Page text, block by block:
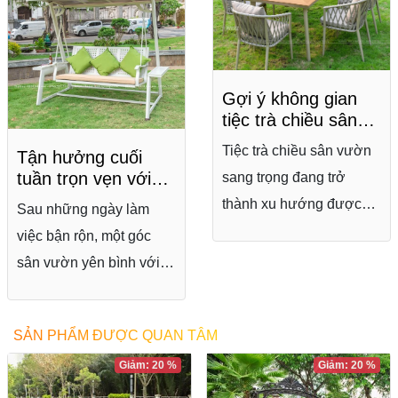
Tận hưởng cuối
tuần trọn vẹn với
xích đu sân vườn
đẹp, tiện nghi
Sau những ngày làm
việc bận rộn, một góc
sân vườn yên bình với
tưởng để bạn thư giãn
và tận hưởng những
Gợi ý không gian
tiệc trà chiều sân
vườn sang trọng,
thư giãn
Tiệc trà chiều sân vườn
sang trọng đang trở
thành xu hướng được
chuyện, một góc tiệc trà
được decor đẹp còn góp
SẢN PHẨM ĐƯỢC QUAN TÂM
Giảm: 20 % Giảm: 20 %